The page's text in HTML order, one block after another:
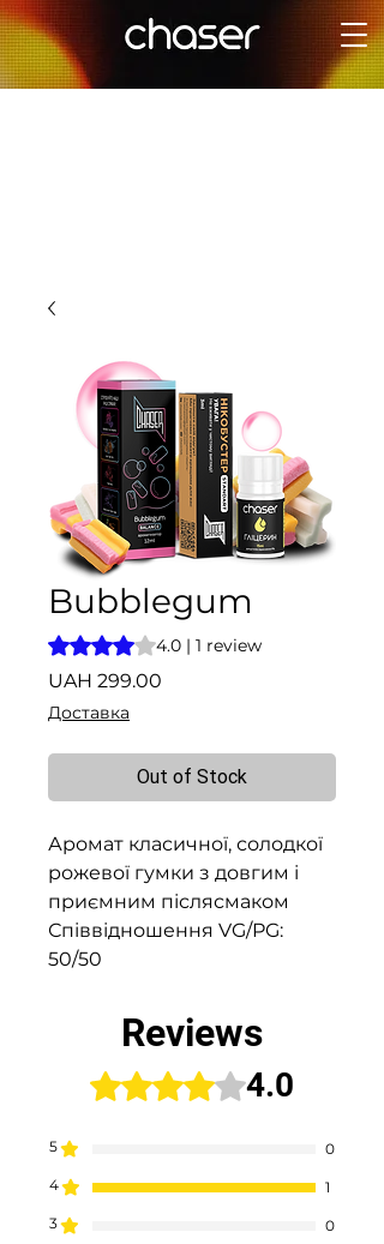
Bubblegum
Rating is 4.0 out of five stars based on 1
4.0 | 1 review
UAH 299.00
Доставка
Out of Stock
Аромат класичної, солодкої
рожевої гумки з довгим і
приємним післясмаком
Співвідношення VG/PG:
50/50
Reviews
Rated 4 out of 5 stars.4.0
5
0
4
1
3
0